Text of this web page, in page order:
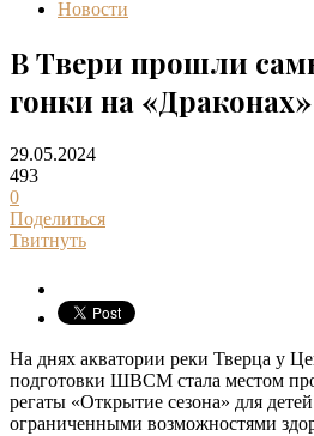
Новости
В Твери прошли
гонки на «Драконах»
29.05.2024
493
0
Поделиться
Твитнуть
На днях акватории реки Тверца у
подготовки ШВСМ стала местом
регаты «Открытие сезона» для
ограниченными возможностями